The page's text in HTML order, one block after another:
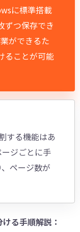
に標準搭載
ずつ保存でき
ができるた
ることが可能
する機能はあ
ジごとに手
ページ数が
る手順解説：